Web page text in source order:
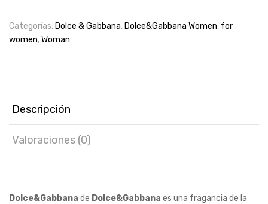
woman
cantidad
Categorías: Dolce & Gabbana, Dolce&Gabbana Women, for
women,Woman
Descripción
Valoraciones (0)
Dolce&Gabbana de Dolce&Gabbana es una fragancia de la